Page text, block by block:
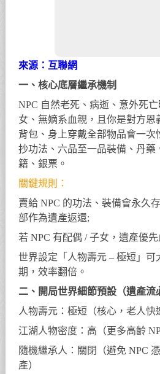
來源：互聯網
一、核心底層繼承機制
NPC 自然老死、病逝、意外死
女、無嫡系血親，且你是對方恩
背包、身上穿戴全部物品會一次
抄功法、六品至一品裝備、丹藥
籍、銀票。
關鍵規則：
賣給 NPC 的功法、裝備會永久
部作為遺產返還;
若 NPC 有配偶 / 子女，遺產優
世界設定「人物壽元 – 極短」可
期，效率翻倍。
二、開局世界細節預設（遺產流
人物壽元：極短（核心，老人快
江湖人物密度：高（更多高齡
隨機繼承人：關閉（避免 NPC
產）